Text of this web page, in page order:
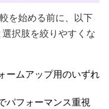
を始める前に、以下
択肢を絞りやすくな
ームアップ用のいずれ
パフォーマンス重視